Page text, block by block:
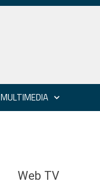
MULTIMEDIA
Web TV